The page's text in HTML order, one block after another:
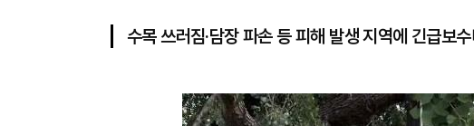
수목 쓰러짐·담장 파손 등 피해 발생 지역에 긴급보